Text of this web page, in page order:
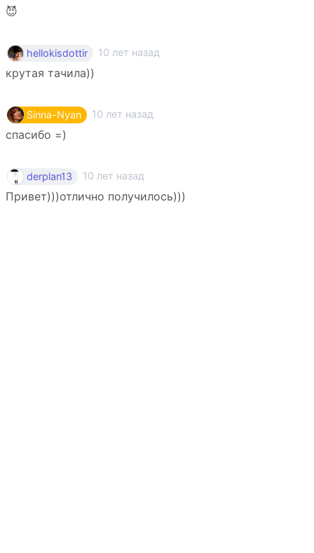
😈
hellokisdottir 10 лет назад
крутая тачила))
Sinna-Nyan 10 лет назад
спасибо =)
derplan13 10 лет назад
Привет)))отлично получилось)))